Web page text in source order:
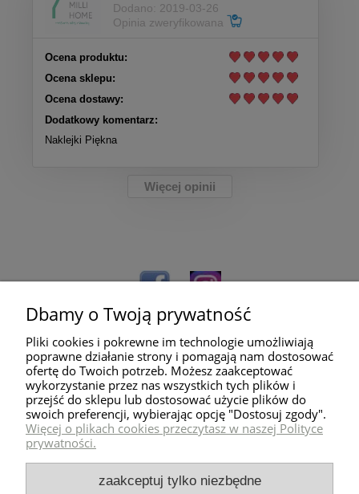
Dodano: 2019-03-26
Opinia zweryfikowana
Ocena produktu:
Ocena sklepu:
Ocena dostawy:
Dodatkowy komentarz:
Naklejki Piękna
Więcej opinii
Pomoc
Moje konto
Dbamy o Twoją prywatność
Pliki cookies i pokrewne im technologie umożliwiają
poprawne działanie strony i pomagają nam dostosować
ofertę do Twoich potrzeb. Możesz zaakceptować
wykorzystanie przez nas wszystkich tych plików i
przejść do sklepu lub dostosować użycie plików do
swoich preferencji, wybierając opcję "Dostosuj zgody".
Więcej o plikach cookies przeczytasz w naszej Polityce
prywatności.
zaakceptuj tylko niezbędne